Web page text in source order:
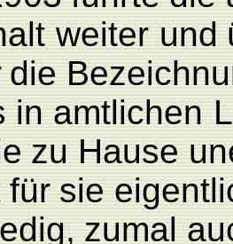
weiter und
die
in amtlichen
zuHause
für sie
g, zumal